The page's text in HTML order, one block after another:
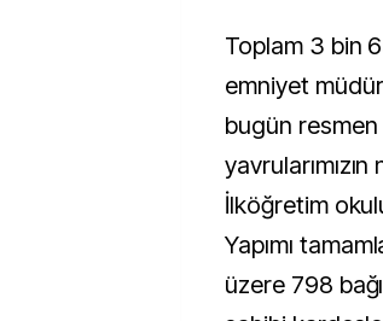
Toplam 3 bin
emniyet
bugün
İlköğretim
Yapımı
üzere 798